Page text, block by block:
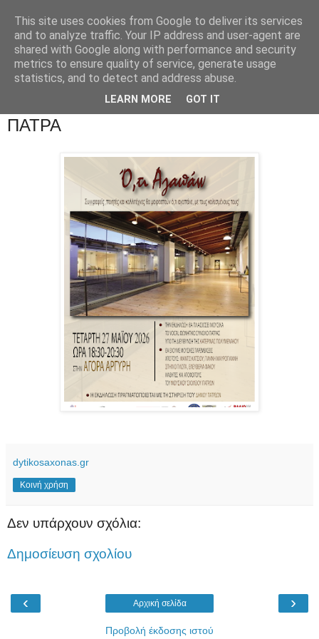
ΠΑΤΡΑ
dytikosaxonas.gr
Κοινή χρήση
Δεν υπάρχουν σχόλια:
Δημοσίευση σχολίου
‹ ›
Αρχική σελίδα
Προβολή έκδοσης ιστού
This site uses cookies from Google to deliver its services
and to analyze traffic. Your IP address and user-agent are
shared with Google along with performance and security
metrics to ensure quality of service, generate usage
statistics, and to detect and address abuse.
LEARN MORE GOT IT